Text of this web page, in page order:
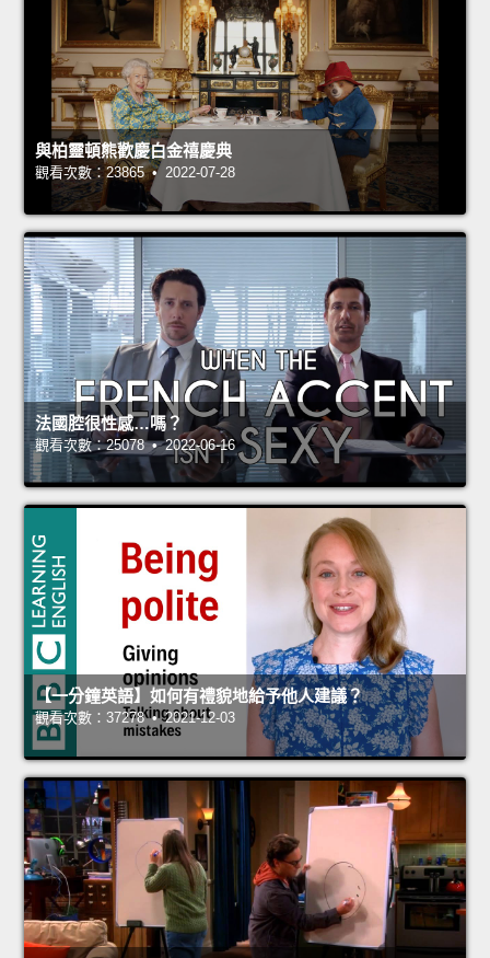
與柏靈頓熊歡慶白金禧慶典
觀看次數：23865 • 2022-07-28
法國腔很性感…嗎？
觀看次數：25078 • 2022-06-16
【一分鐘英語】如何有禮貌地給予他人建議？
觀看次數：37278 • 2021-12-03